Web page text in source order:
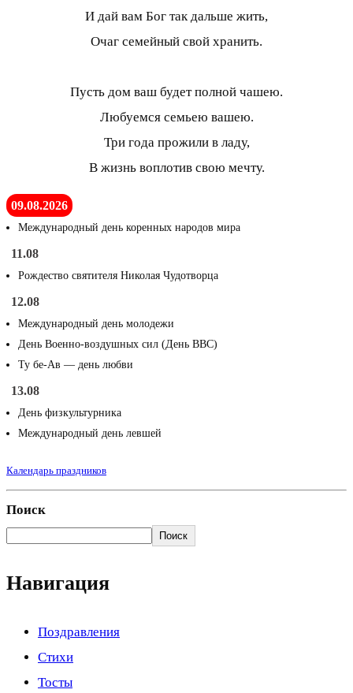
И дай вам Бог так дальше жить,
Очаг семейный свой хранить.
Пусть дом ваш будет полной чашею.
Любуемся семьею вашею.
Три года прожили в ладу,
В жизнь воплотив свою мечту.
09.08.2026
Международный день коренных народов мира
11.08
Рождество святителя Николая Чудотворца
12.08
Международный день молодежи
День Военно-воздушных сил (День ВВС)
Ту бе-Ав — день любви
13.08
День физкультурника
Международный день левшей
Календарь праздников
Поиск
Поиск
Навигация
Поздравления
Стихи
Тосты